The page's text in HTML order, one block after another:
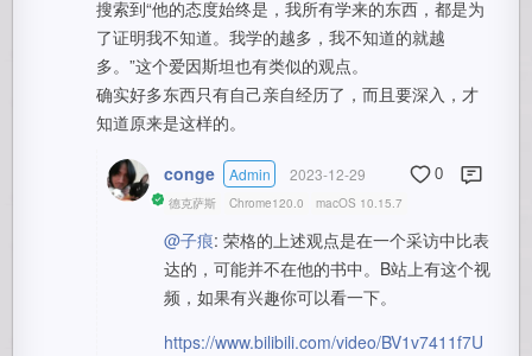
搜索到“他的态度始终是，我所有学来的东西，都是为
了证明我不知道。我学的越多，我不知道的就越
多。”这个爱因斯坦也有类似的观点。
确实好多东西只有自己亲自经历了，而且要深入，才
知道原来是这样的。
conge Admin 2023-12-29 0
德克萨斯 Chrome120.0 macOS 10.15.7
@子痕: 荣格的上述观点是在一个采访中比表
达的，可能并不在他的书中。B站上有这个视
频，如果有兴趣你可以看一下。
https://www.bilibili.com/video/BV1v7411f7U